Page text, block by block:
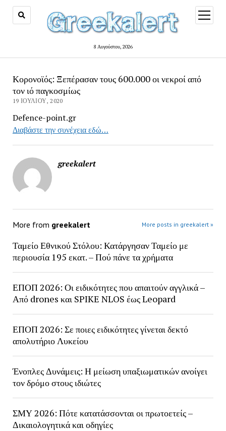
8 Αυγούστου, 2026
open
menu
Κορονοϊός: Ξεπέρασαν τους 600.000 οι νεκροί από
τον ιό παγκοσμίως
19 ΙΟΥΛΊΟΥ, 2020
Defence-point.gr
Διαβάστε την συνέχεια εδώ…
greekalert
More from greekalert More posts in greekalert »
Ταμείο Εθνικού Στόλου: Κατάργησαν Ταμείο με
περιουσία 195 εκατ. – Πού πάνε τα χρήματα
ΕΠΟΠ 2026: Οι ειδικότητες που απαιτούν αγγλικά –
Από drones και SPIKE NLOS έως Leopard
ΕΠΟΠ 2026: Σε ποιες ειδικότητες γίνεται δεκτό
απολυτήριο Λυκείου
Ένοπλες Δυνάμεις: Η μείωση υπαξιωματικών ανοίγει
τον δρόμο στους ιδιώτες
ΣΜΥ 2026: Πότε κατατάσσονται οι πρωτοετείς –
Δικαιολογητικά και οδηγίες